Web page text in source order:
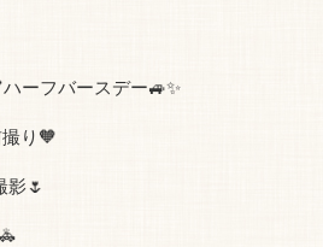
ーフバースデー🚙✨
り🧡
影🌷